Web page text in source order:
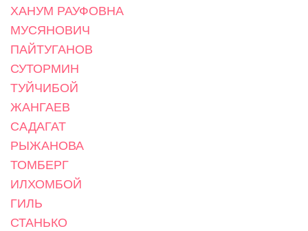
ХАНУМ РАУФОВНА
МУСЯНОВИЧ
ПАЙТУГАНОВ
СУТОРМИН
ТУЙЧИБОЙ
ЖАНГАЕВ
САДАГАТ
РЫЖАНОВА
ТОМБЕРГ
ИЛХОМБОЙ
ГИЛЬ
СТАНЬКО